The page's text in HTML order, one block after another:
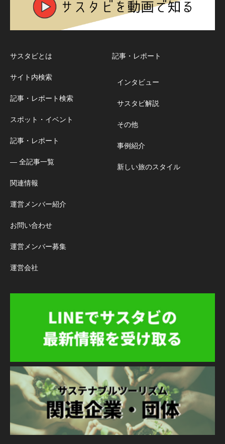
サスタビとは
サイト内検索
記事・レポート検索
スポット・イベント
記事・レポート
― 全記事一覧
関連情報
運営メンバー紹介
お問い合わせ
運営メンバー募集
運営会社
記事・レポート
インタビュー
サスタビ解説
その他
事例紹介
新しい旅のスタイル